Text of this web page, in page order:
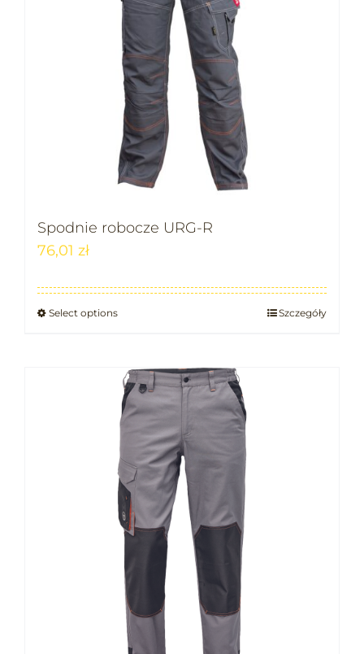
Spodnie robocze URG-R
76,01 zł
Select options Szczegóły